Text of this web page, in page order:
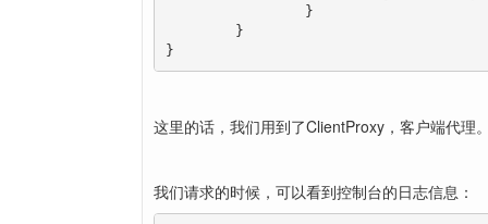
}
这里的话，我们用到了ClientProxy，客户端代理
我们请求的时候，可以看到控制台的日志信息：